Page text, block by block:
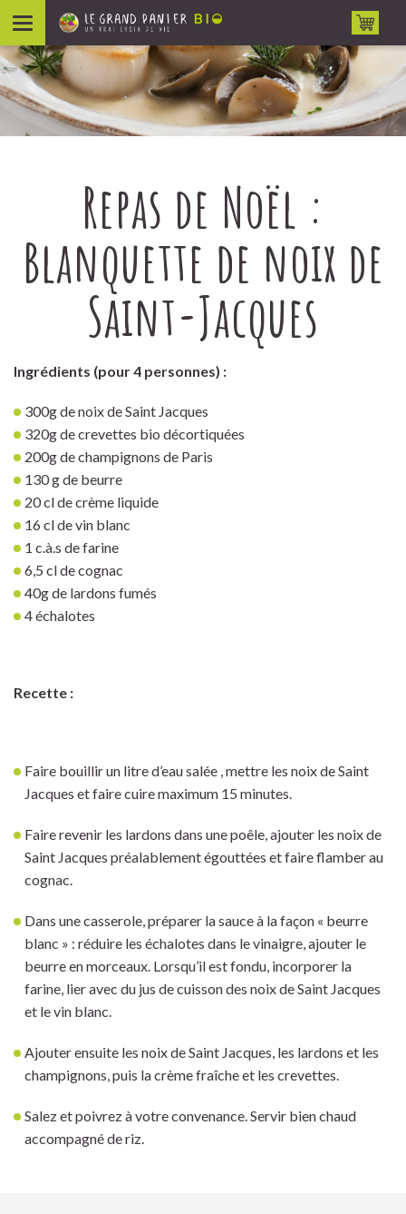
Aller au contenu
Repas de Noël :
Blanquette de noix de
Saint-Jacques
Ingrédients (pour 4 personnes) :
300g de noix de Saint Jacques
320g de crevettes bio décortiquées
200g de champignons de Paris
130 g de beurre
20 cl de crème liquide
16 cl de vin blanc
1 c.à.s de farine
6,5 cl de cognac
40g de lardons fumés
4 échalotes
Recette :
Faire bouillir un litre d’eau salée , mettre les noix de Saint
Jacques et faire cuire maximum 15 minutes.
Faire revenir les lardons dans une poêle, ajouter les noix de
Saint Jacques préalablement égouttées et faire flamber au
cognac.
Dans une casserole, préparer la sauce à la façon « beurre
blanc » : réduire les échalotes dans le vinaigre, ajouter le
beurre en morceaux. Lorsqu’il est fondu, incorporer la
farine, lier avec du jus de cuisson des noix de Saint Jacques
et le vin blanc.
Ajouter ensuite les noix de Saint Jacques, les lardons et les
champignons, puis la crème fraîche et les crevettes.
Salez et poivrez à votre convenance. Servir bien chaud
accompagné de riz.